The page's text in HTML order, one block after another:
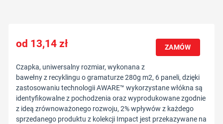
13,14zł ZAMÓW
Czapka, uniwersalny rozmiar, wykonana z
bawełny z recyklingu o gramaturze 280g m2, 6 paneli, dzięki
zastosowaniu technologii AWARE™ wykorzystane włókna są
identyfikowalne z pochodzenia oraz wyprodukowane zgodnie
z ideą zrównoważonego rozwoju, 2% wpływów z każdego
sprzedanego produktu z kolekcji Impact jest przekazywane na